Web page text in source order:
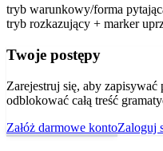
tryb warunkowy/forma
tryb rozkazujący + marker
Twoje postępy
Zarejestruj się, aby
odblokować całą treść
Załóż darmowe kontoZaloguj